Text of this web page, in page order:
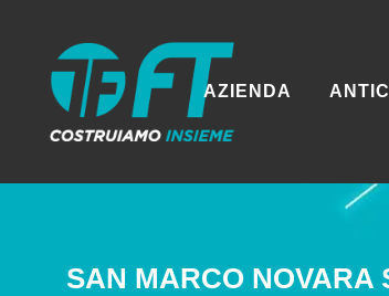
AZIENDA
SAN MARCO NOVARA